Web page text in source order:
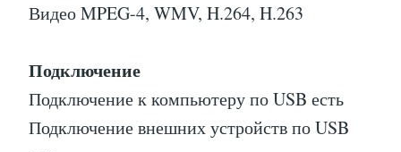
Видео MPEG-4, WMV, H.264, H.263
Подключение
Подключение к компьютеру по USB есть
Подключение внешних устройств по USB